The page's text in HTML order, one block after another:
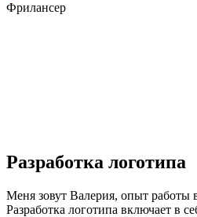
Фрилансер
Разработка логотипа
Меня зовут Валерия, опыт работы
Разработка логотипа включает в